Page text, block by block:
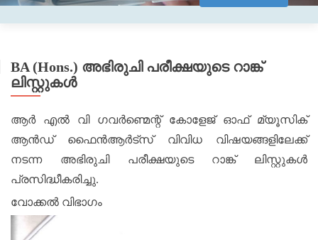
BA (Hons.) അഭിരുചി പരീക്ഷയുടെ റാങ്ക്
ലിസ്റ്റുകൾ
ആർ എൽ വി ഗവർണ്മെന്റ് കോളേജ് ഓഫ് മ്യൂസിക്
ആൻഡ് ഫൈൻആർട്സ് വിവിധ വിഷയങ്ങളിലേക്ക്‌
നടന്ന അഭിരുചി പരീക്ഷയുടെ റാങ്ക് ലിസ്റ്റുകൾ
പ്രസിദ്ധീകരിച്ചു.
വോക്കൽ വിഭാഗം